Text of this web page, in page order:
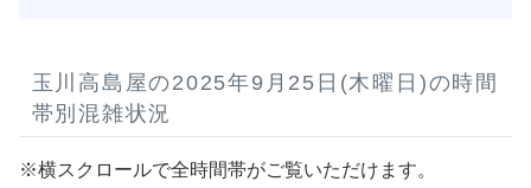
玉川高島屋の2025年9月25日(木曜日)の時間
帯別混雑状況
※横スクロールで全時間帯がご覧いただけます。